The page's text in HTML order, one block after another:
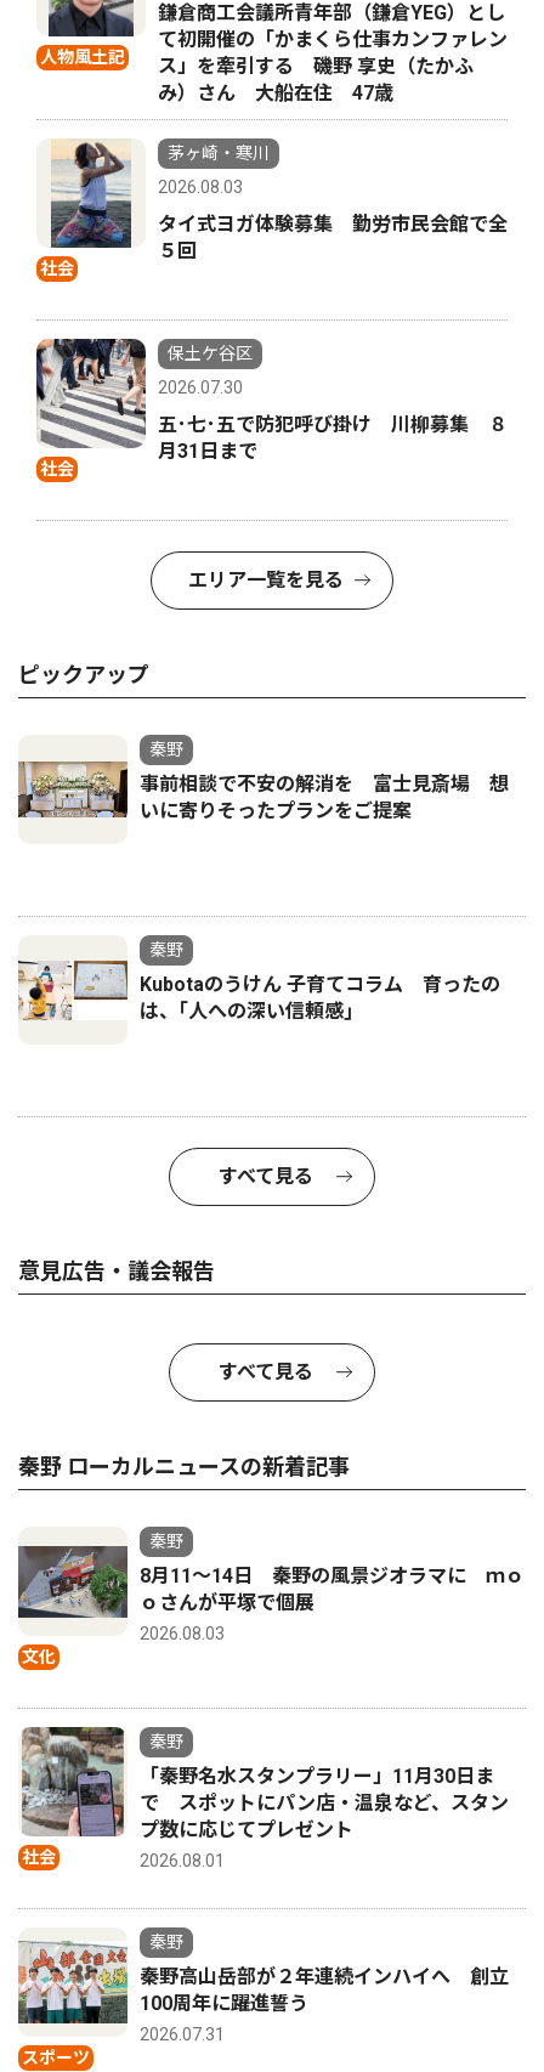
人物風土記
鎌倉商工会議所青年部（鎌倉YEG）とし
て初開催の「かまくら仕事カンファレン
ス」を牽引する 磯野 享史（たかふ
み）さん 大船在住 47歳
社会
茅ヶ崎・寒川
2026.08.03
タイ式ヨガ体験募集 勤労市民会館で全
５回
社会
保土ケ谷区
2026.07.30
五･七･五で防犯呼び掛け 川柳募集 ８
月31日まで
エリア一覧を見る
ピックアップ
秦野
事前相談で不安の解消を 富士見斎場 想
いに寄りそったプランをご提案
秦野
Kubotaのうけん 子育てコラム 育ったの
は、｢人への深い信頼感｣
すべて見る
意見広告・議会報告
すべて見る
秦野 ローカルニュースの新着記事
文化
秦野
8月11〜14日 秦野の風景ジオラマに ｍｏ
ｏさんが平塚で個展
2026.08.03
社会
秦野
「秦野名水スタンプラリー」11月30日ま
で スポットにパン店・温泉など、スタン
プ数に応じてプレゼント
2026.08.01
スポーツ
秦野
秦野高山岳部が２年連続インハイへ 創立
100周年に躍進誓う
2026.07.31